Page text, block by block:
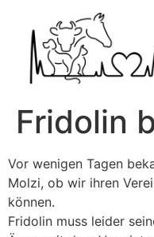
Fridolin
Vor wenigen Tagen
Molzi, ob wir ihren
können.
Fridolin muss leider